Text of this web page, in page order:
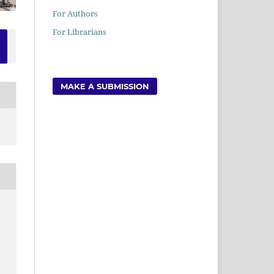
For Authors
For Librarians
MAKE A SUBMISSION